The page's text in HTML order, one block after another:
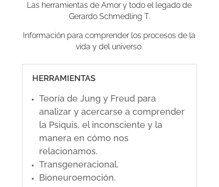
Las herramientas de Amor y todo el legado de
Gerardo Schmedling T.
Información para comprender los procesos de la
vida y del universo.
HERRAMIENTAS
Teoría de Jung y Freud para
analizar y acercarse a comprender
la Psiquis, el inconsciente y la
manera en cómo nos
relacionamos.
Transgeneracional.
Bioneuroemoción.